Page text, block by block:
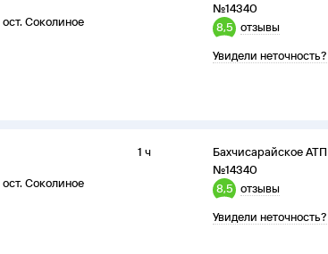
ост. Соколиное
№14340
8,5 отзывы
Увидели неточность?
ост. Соколиное
1 ч
Бахчисарайское АТП
№14340
8,5 отзывы
Увидели неточность?